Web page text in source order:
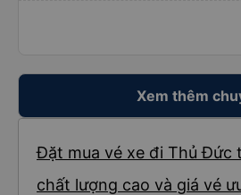
Xem thêm
Đặt mua vé xe đi Thủ Đức
chất lượng cao và giá vé